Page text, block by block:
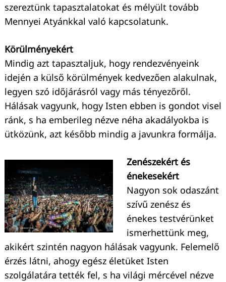
szereztünk tapasztalatokat és mélyült tovább
Mennyei Atyánkkal való kapcsolatunk.
Körülményekért
Mindig azt tapasztaljuk, hogy rendezvényeink
idején a külső körülmények kedvezően alakulnak,
legyen szó időjárásról vagy más tényezőről.
Hálásak vagyunk, hogy Isten ebben is gondot visel
ránk, s ha emberileg nézve néha akadályokba is
ütközünk, azt később mindig a javunkra formálja.
Zenészekért és
énekesekért
Nagyon sok odaszánt
szívű zenész és
énekes testvérünket
ismerhettünk meg,
akikért szintén nagyon hálásak vagyunk. Felemelő
érzés látni, ahogy egész életüket Isten
szolgálatára tették fel, s ha világi mércével nézve
Keresés: